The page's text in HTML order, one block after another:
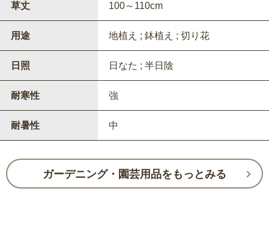
草丈 100～110cm
用途 地植え ; 鉢植え ; 切り花
日照 日なた ; 半日陰
耐寒性 強
耐暑性 中
ガーデニング・園芸用品をもっとみる